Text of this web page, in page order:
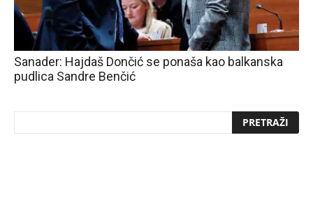
Sanader: Hajdaš Dončić se ponaša kao balkanska
pudlica Sandre Benčić